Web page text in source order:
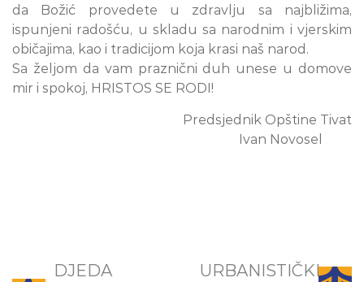
da Božić provedete u zdravlju sa najbližima,
ispunjeni radošću, u skladu sa narodnim i vjerskim
običajima, kao i tradicijom koja krasi naš narod.
Sa željom da vam praznični duh unese u domove
mir i spokoj, HRISTOS SE RODI!
Predsjednik Opštine Tivat
Ivan Novosel
DJEDA
URBANISTIČKI